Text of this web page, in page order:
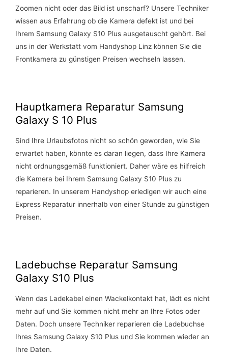
Zoomen nicht oder das Bild ist unscharf? Unsere Techniker
wissen aus Erfahrung ob die Kamera defekt ist und bei
Ihrem Samsung Galaxy S10 Plus ausgetauscht gehört. Bei
uns in der Werkstatt vom Handyshop Linz können Sie die
Frontkamera zu günstigen Preisen wechseln lassen.
Hauptkamera Reparatur Samsung
Galaxy S 10 Plus
Sind Ihre Urlaubsfotos nicht so schön geworden, wie Sie
erwartet haben, könnte es daran liegen, dass Ihre Kamera
nicht ordnungsgemäß funktioniert. Daher wäre es hilfreich
die Kamera bei Ihrem Samsung Galaxy S10 Plus zu
reparieren. In unserem Handyshop erledigen wir auch eine
Express Reparatur innerhalb von einer Stunde zu günstigen
Preisen.
Ladebuchse Reparatur Samsung
Galaxy S10 Plus
Wenn das Ladekabel einen Wackelkontakt hat, lädt es nicht
mehr auf und Sie kommen nicht mehr an Ihre Fotos oder
Daten. Doch unsere Techniker reparieren die Ladebuchse
Ihres Samsung Galaxy S10 Plus und Sie kommen wieder an
Ihre Daten.